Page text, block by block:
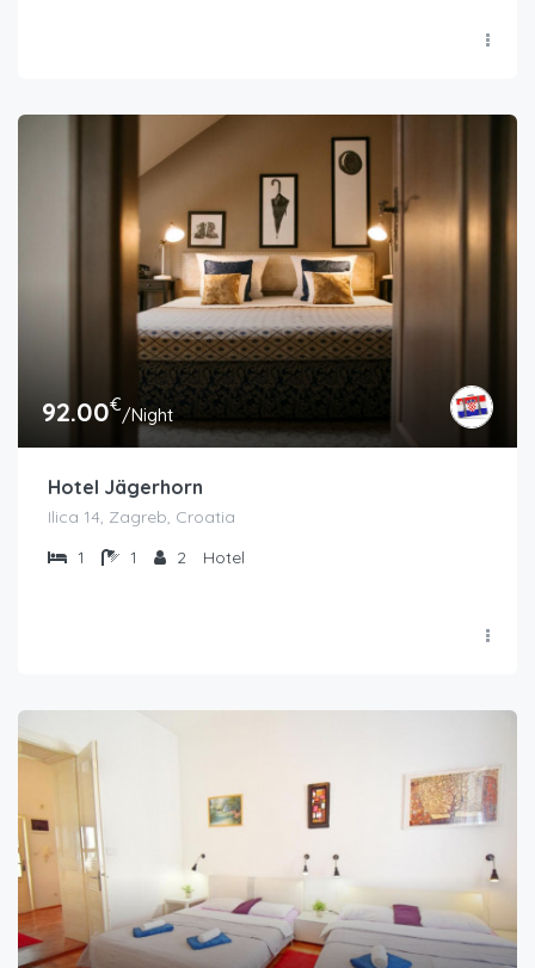
92.00€/Night
Hotel Jägerhorn
Ilica 14, Zagreb, Croatia
1
1 2 Hotel